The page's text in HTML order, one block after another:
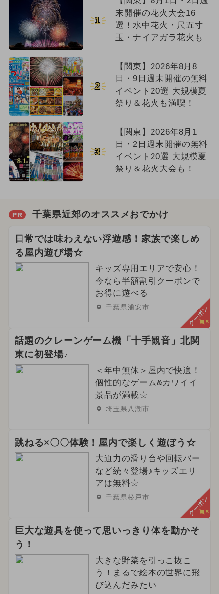
1
末開催の花火大会16
選！水中花火・尺五寸
玉・ナイアガラ花火も
2
【関東】2026年8月8
日・9日週末開催の無料
イベント20選 大規模夏
祭り＆花火も満喫！
3
【関東】2026年8月1
日・2日週末開催の無料
イベント20選 大規模夏
祭り＆花火大会も！
PR 千葉県近郊のオススメおでかけ
日常では味わえない浮遊感！家族で楽しめ
る屋内遊び場☆
キッズ専用エリアで安心！
今なら半額割引クーポンで
お得に遊べる
千葉県浦安市 クーポン
話題のクレーンゲーム機「十手観音」北関
東に初登場♪
＜年中無休＞屋内で快適！
個性的なゲーム&カワイイ
景品が満載☆
埼玉県八潮市
跳ねる×〇〇体験！屋内で楽しく遊ぼう☆
大迫力の滑り台や回転バー
など続々登場♪キッズエリ
アは無料☆
千葉県松戸市 クーポン
巨大な遊具を使って思いっきり体を動かそ
う！
大きな野菜を引っこ抜こ
う！まるで絵本の世界に飛
び込んだみたい